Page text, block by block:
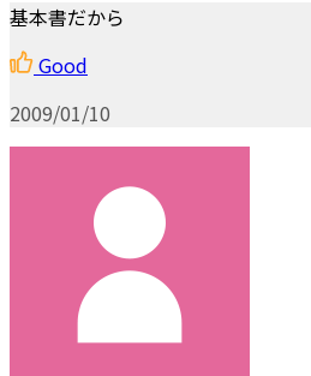
基本書だから
Good
2009/01/10